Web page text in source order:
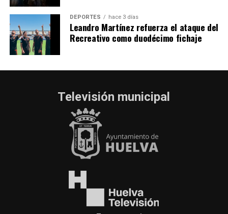
DEPORTES hace 3 días
Leandro Martínez refuerza el ataque del
Recreativo como duodécimo fichaje
Televisión municipal